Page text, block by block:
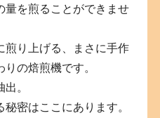
量を煎ることができませ
煎り上げる、まさに手作
の焙煎機です。
。
密はここにあります。